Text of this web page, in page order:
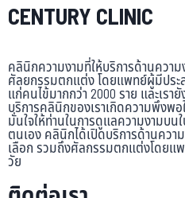
CENTURY CLINIC
คลินิกความงามที่ให้บริการด้านควา
ศัลยกรรมตกแต่ง โดยแพทย์ผู้มีปร
แก่คนไข้มากกว่า 2000 ราย และเรา
บริการคลินิกของเราเกิดความพึงพ
มั่นใจให้ท่านในการดูแลความงามบ
ตนเอง คลินิกได้เปิดบริการด้านคว
เลือก รวมถึงศัลกรรมตกแต่งโดยแ
วัย